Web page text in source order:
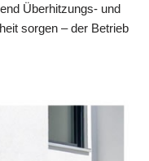
Überhitzungs‑ und
sorgen – der Betrieb